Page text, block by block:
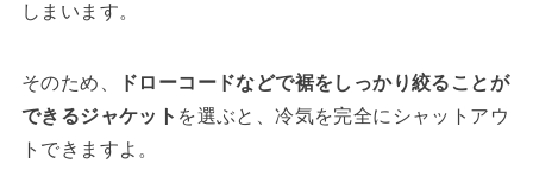
しまいます。
そのため、
ドローコードなどで裾をしっかり絞ることが
できるジャケット を選ぶと、冷気を完全にシャットアウ
トできますよ。